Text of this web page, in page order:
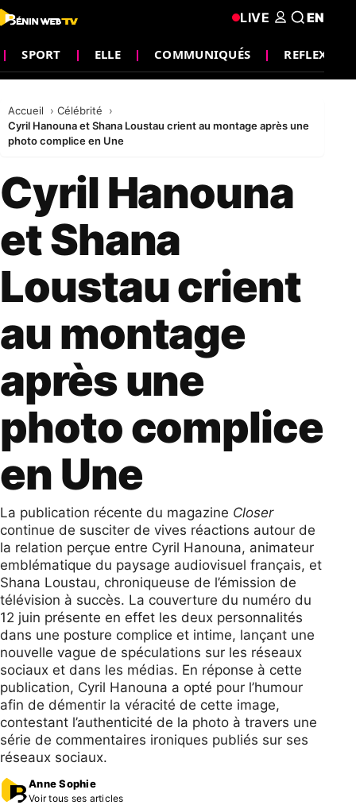
SPORT ELLE COMMUNIQUÉS REFLEXION
LIVE EN
Accueil
Célébrité
Cyril Hanouna et Shana Loustau crient au montage après une
photo complice en Une
Cyril Hanouna
et Shana
Loustau crient
au montage
après une
photo complice
en Une
La publication récente du magazine Closer
continue de susciter de vives réactions autour de
la relation perçue entre Cyril Hanouna, animateur
emblématique du paysage audiovisuel français, et
Shana Loustau, chroniqueuse de l’émission de
télévision à succès. La couverture du numéro du
12 juin présente en effet les deux personnalités
dans une posture complice et intime, lançant une
nouvelle vague de spéculations sur les réseaux
sociaux et dans les médias. En réponse à cette
publication, Cyril Hanouna a opté pour l’humour
afin de démentir la véracité de cette image,
contestant l’authenticité de la photo à travers une
série de commentaires ironiques publiés sur ses
réseaux sociaux.
Anne Sophie
Voir tous ses articles